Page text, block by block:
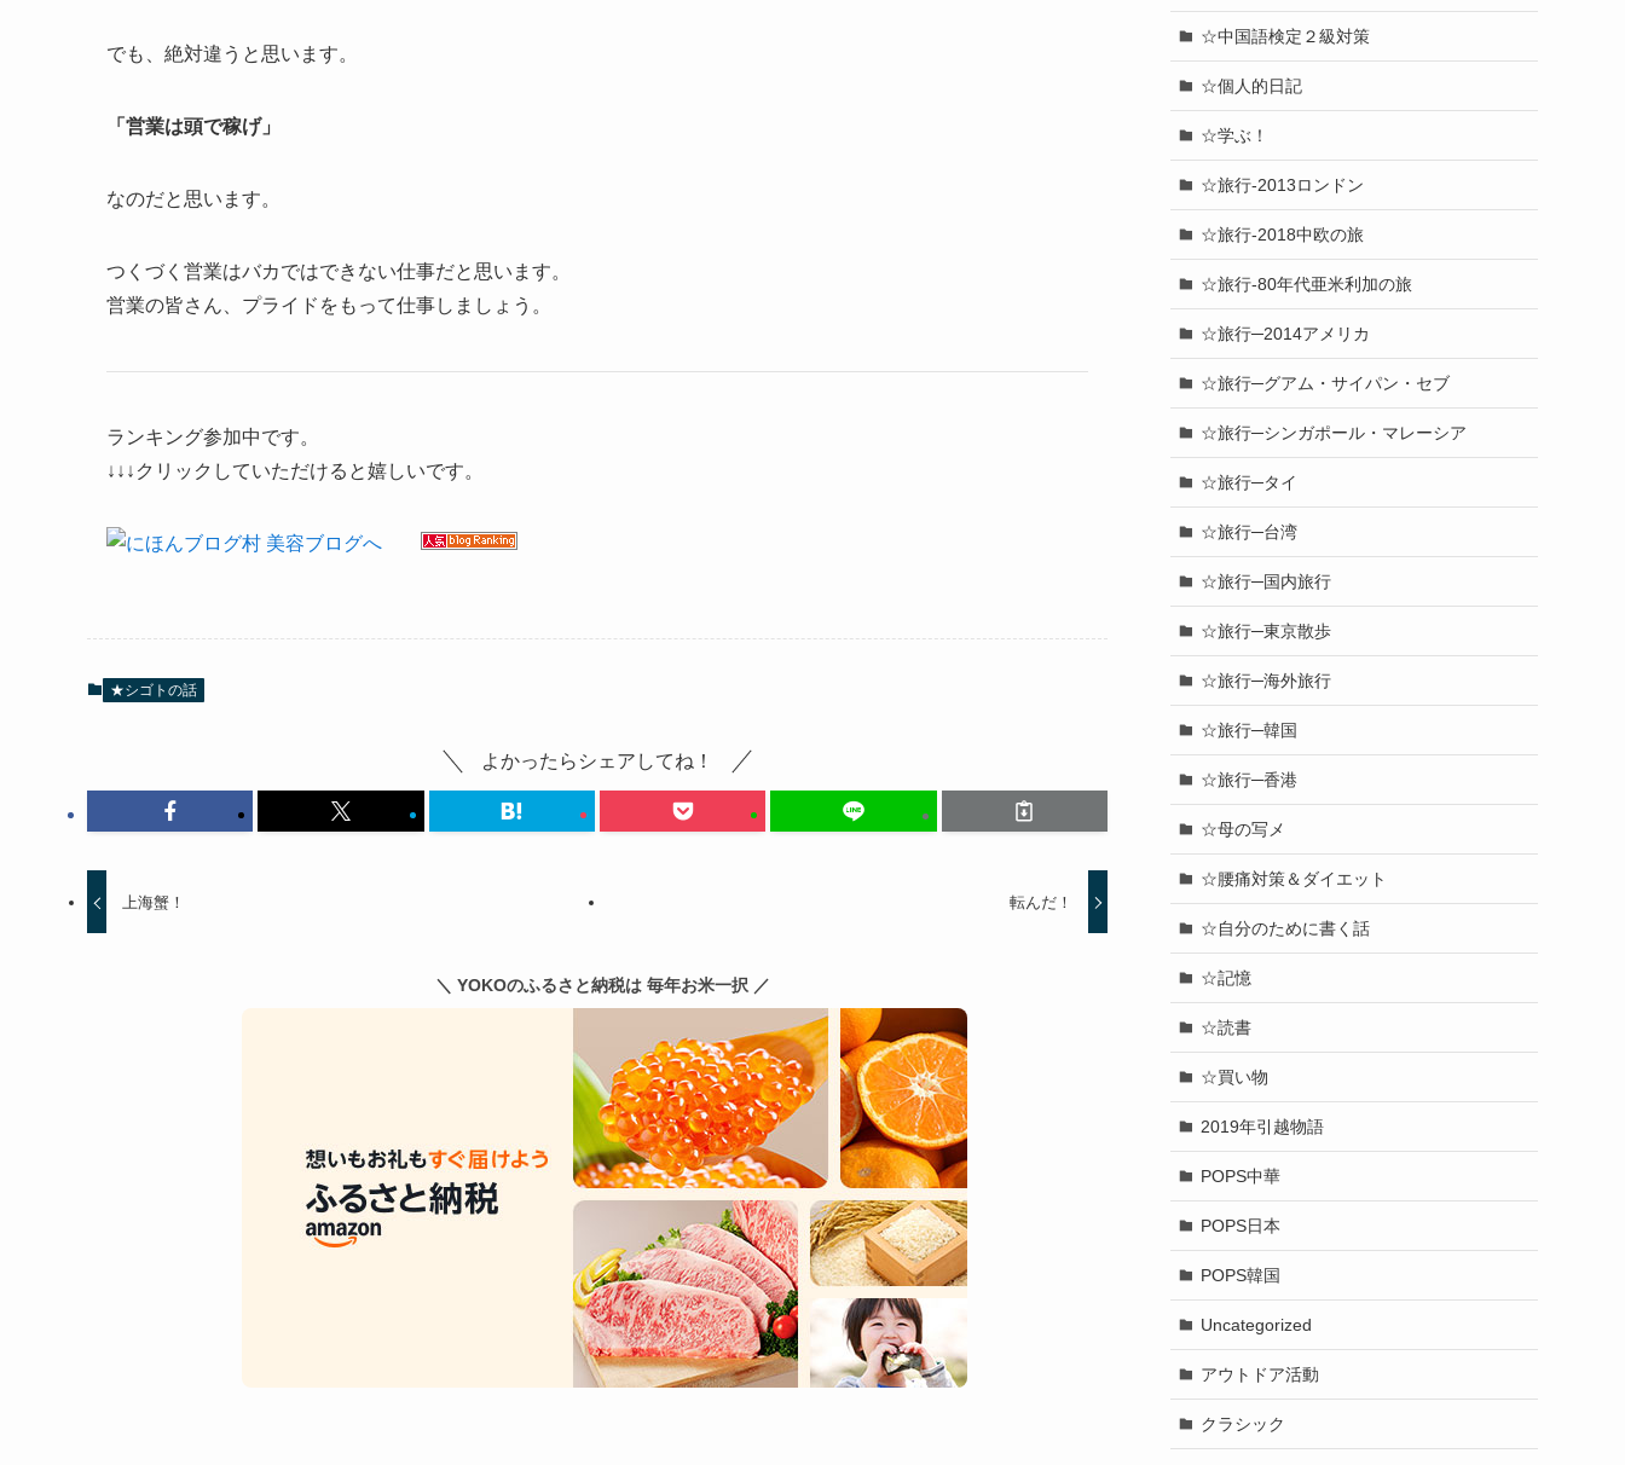
でも、絶対違うと思います。
「営業は頭で稼げ」
なのだと思います。
つくづく営業はバカではできない仕事だと思います。
営業の皆さん、プライドをもって仕事しましょう。
ランキング参加中です。
↓↓↓クリックしていただけると嬉しいです。
★シゴトの話
よかったらシェアしてね！
上海蟹！ 転んだ！
＼ YOKOのふるさと納税は 毎年お米一択 ／
☆中国語検定２級対策
☆個人的日記
☆学ぶ！
☆旅行-2013ロンドン
☆旅行-2018中欧の旅
☆旅行-80年代亜米利加の旅
☆旅行─2014アメリカ
☆旅行─グアム・サイパン・セブ
☆旅行─シンガポール・マレーシア
☆旅行─タイ
☆旅行─台湾
☆旅行─国内旅行
☆旅行─東京散歩
☆旅行─海外旅行
☆旅行─韓国
☆旅行─香港
☆母の写メ
☆腰痛対策＆ダイエット
☆自分のために書く話
☆記憶
☆読書
☆買い物
2019年引越物語
POPS中華
POPS日本
POPS韓国
Uncategorized
アウトドア活動
クラシック